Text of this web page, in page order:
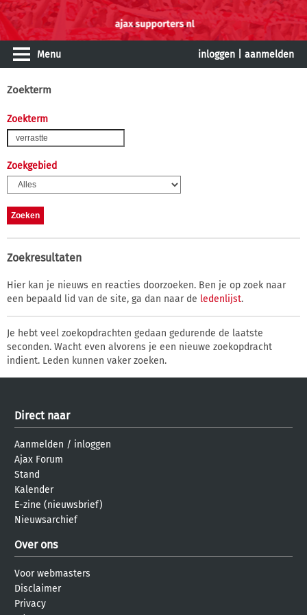
Menu inloggen aanmelden
Zoekterm
Zoekterm
Zoekgebied
Zoekresultaten
Hier kan je nieuws en reacties doorzoeken. Ben je op zoek naar
een bepaald lid van de site, ga dan naar de ledenlijst.
Je hebt veel zoekopdrachten gedaan gedurende de laatste
seconden. Wacht even alvorens je een nieuwe zoekopdracht
indient. Leden kunnen vaker zoeken.
Direct naar
Aanmelden / inloggen
Ajax Forum
Stand
Kalender
E-zine (nieuwsbrief)
Nieuwsarchief
Over ons
Voor webmasters
Disclaimer
Privacy